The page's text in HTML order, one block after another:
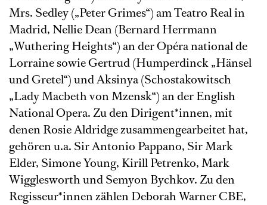
Mrs. Sedley („Peter Grimes“) am Teatro Real in
Madrid, Nellie Dean (Bernard Herrmann
„Wuthering Heights“) an der Opéra national de
Lorraine sowie Gertrud (Humperdinck „Hänsel
und Gretel“) und Aksinya (Schostakowitsch
„Lady Macbeth von Mzensk“) an der English
National Opera. Zu den Dirigent*innen, mit
denen Rosie Aldridge zusammengearbeitet hat,
gehören u.a. Sir Antonio Pappano, Sir Mark
Elder, Simone Young, Kirill Petrenko, Mark
Wigglesworth und Semyon Bychkov. Zu den
Regisseur*innen zählen Deborah Warner CBE,